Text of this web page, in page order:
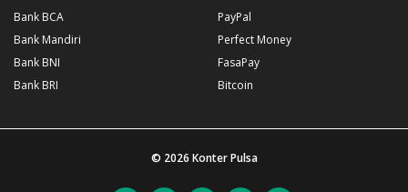
Bank BCA
Bank Mandiri
Bank BNI
Bank BRI
PayPal
Perfect Money
FasaPay
Bitcoin
© 2026 Konter Pulsa